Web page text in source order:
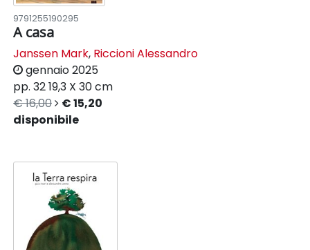
9791255190295
A casa
Janssen Mark, Riccioni Alessandro
gennaio 2025
pp. 3219,3 X 30 cm
€ 16,00
€ 15,20
disponibile